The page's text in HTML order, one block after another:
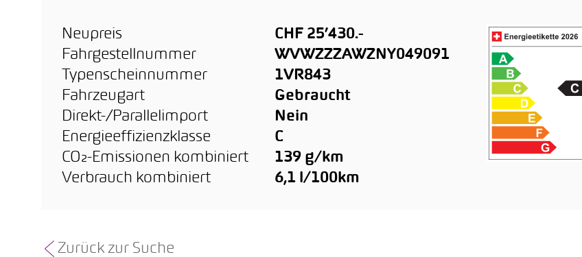
Neupreis
CHF 25’430.-
Fahrgestellnummer
WVWZZZAWZNY049091
Typenscheinnummer
1VR843
Fahrzeugart
Gebraucht
Direkt-/Parallelimport
Nein
Energieeffizienzklasse
C
CO₂-Emissionen kombiniert
139 g/km
Verbrauch kombiniert
6,1 l/100km
Zurück zur Suche